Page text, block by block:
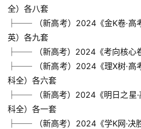
母
婴
早
教
A
I
教
程
全）各八套
├── （新高考）2024《金K卷·高
英）各九套
├── （新高考）2024《考向核心
├── （新高考）2024《理X树·高
科全）各六套
├── （新高考）2024《明日之星·
科全）各一套
├── （新高考）2024《学K网·决